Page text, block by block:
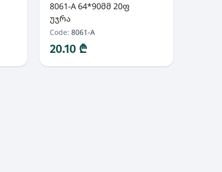
8061-A 64*90მმ 20ფ
უჯრა
Code: 8061-A
20.10 ₾